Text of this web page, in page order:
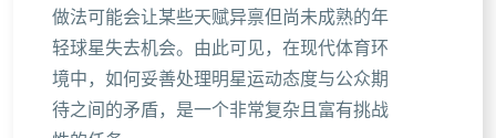
做法可能会让某些天赋异禀但尚未成熟的年
轻球星失去机会。由此可见，在现代体育环
境中，如何妥善处理明星运动态度与公众期
待之间的矛盾，是一个非常复杂且富有挑战